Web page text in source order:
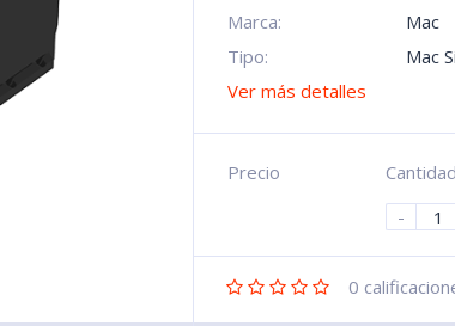
Marca:
Mac
Tipo:
Mac
Ver más detalles
Precio
Cantidad
-
0